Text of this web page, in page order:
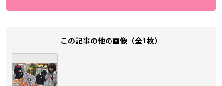
この記事の他の画像（全1枚）